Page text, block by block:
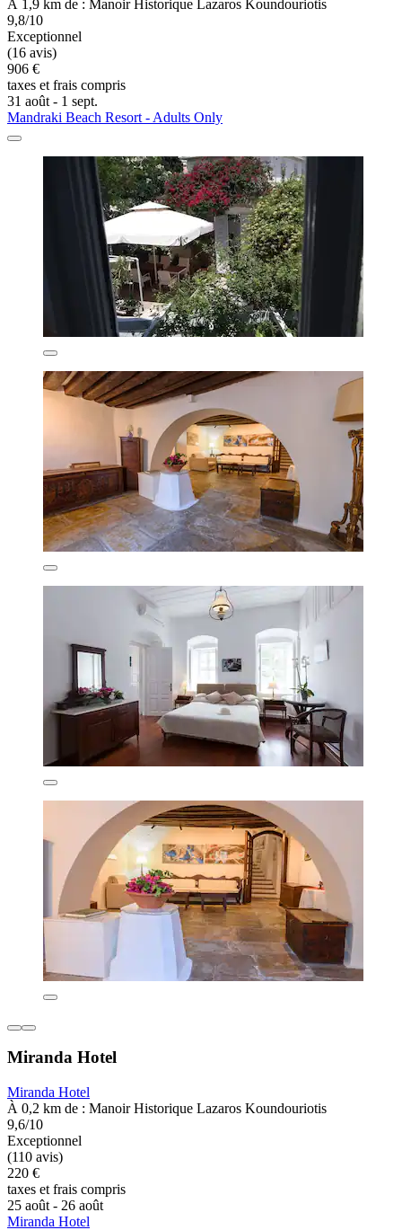
À 1,9 km de : Manoir Historique Lazaros Koundouriotis
9,8/10
Exceptionnel
(16 avis)
906 €
taxes et frais compris
31 août - 1 sept.
Mandraki Beach Resort - Adults Only
Miranda Hotel
Miranda Hotel
À 0,2 km de : Manoir Historique Lazaros Koundouriotis
9,6/10
Exceptionnel
(110 avis)
220 €
taxes et frais compris
25 août - 26 août
Miranda Hotel